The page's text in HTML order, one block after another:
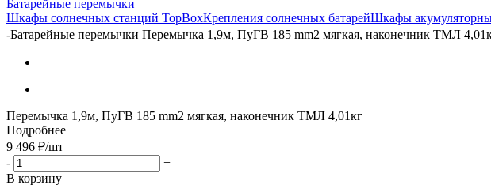
Батарейные перемычки
Шкафы солнечных станций TopBoxКрепления солнечных батарейШкафы
-Батарейные перемычки Перемычка 1,9м, ПуГВ 185 mm2 мягкая, наконечник ТМЛ
Перемычка 1,9м, ПуГВ 185 mm2 мягкая, наконечник ТМЛ 4,01кг
Подробнее
9 496 ₽/шт
-
+
В корзину